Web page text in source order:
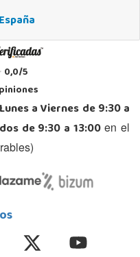
España
0,0/5
Lunes a Viernes de 9:30 a
de 9:30 a 13:00en el